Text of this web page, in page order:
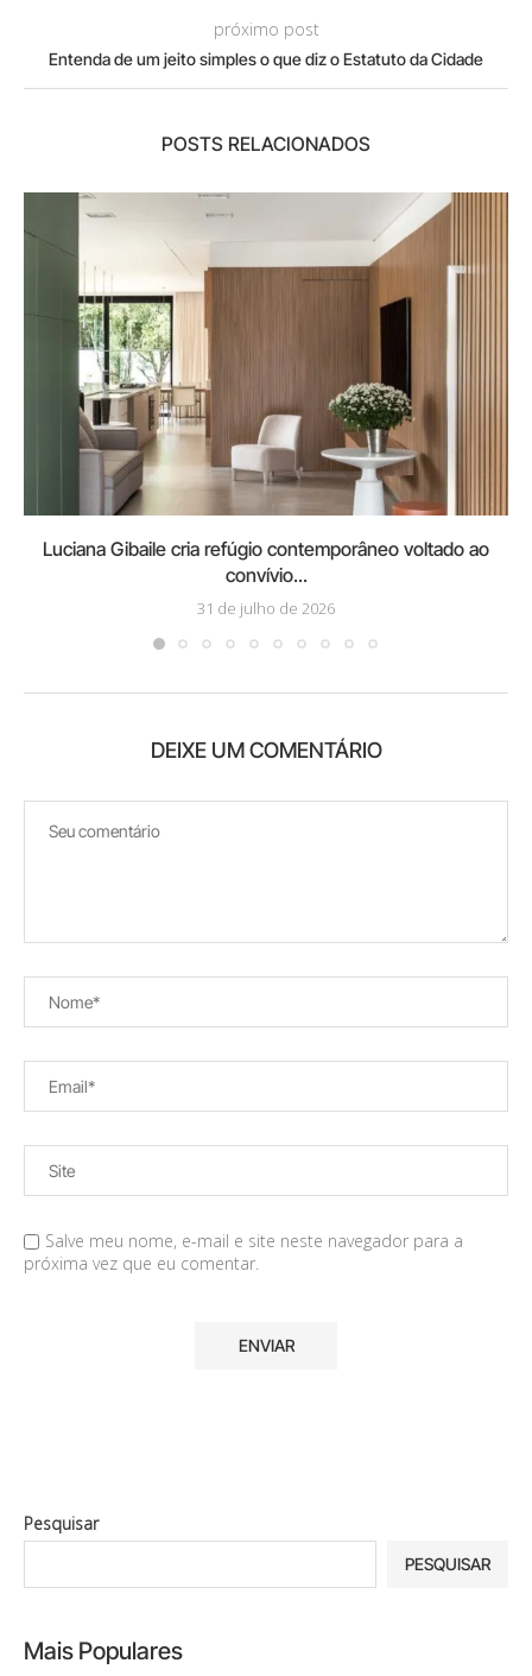
próximo post
Entenda de um jeito simples o que diz o Estatuto da Cidade
POSTS RELACIONADOS
Luciana Gibaile cria refúgio contemporâneo voltado ao
convívio...
31 de julho de 2026
DEIXE UM COMENTÁRIO
Salve meu nome, e-mail e site neste navegador para a
próxima vez que eu comentar.
Pesquisar
PESQUISAR
Mais Populares